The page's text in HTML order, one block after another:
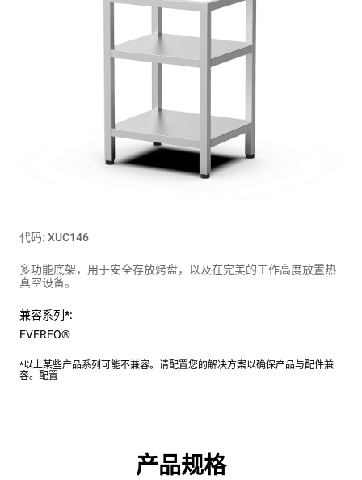
代码: XUC146
多功能底架，用于安全存放烤盘，以及在完美的工作高度放置热
真空设备。
兼容系列*:
EVEREO®
*以上某些产品系列可能不兼容。请配置您的解决方案以确保产品与配件兼
容。 配置
产品规格